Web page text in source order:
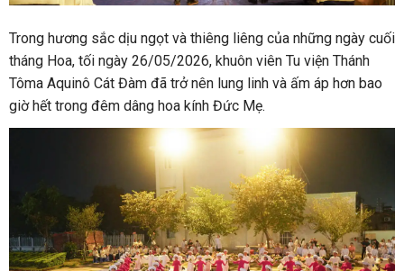
Trong hương sắc dịu ngọt và thiêng liêng của những ngày cuối
tháng Hoa, tối ngày 26/05/2026, khuôn viên Tu viện Thánh
Tôma Aquinô Cát Đàm đã trở nên lung linh và ấm áp hơn bao
giờ hết trong đêm dâng hoa kính Đức Mẹ.